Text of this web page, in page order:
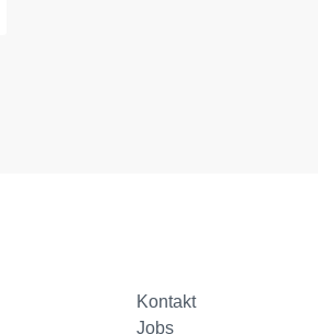
Kontakt
Jobs